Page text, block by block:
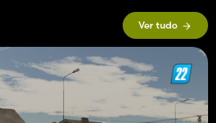
Ver tudo